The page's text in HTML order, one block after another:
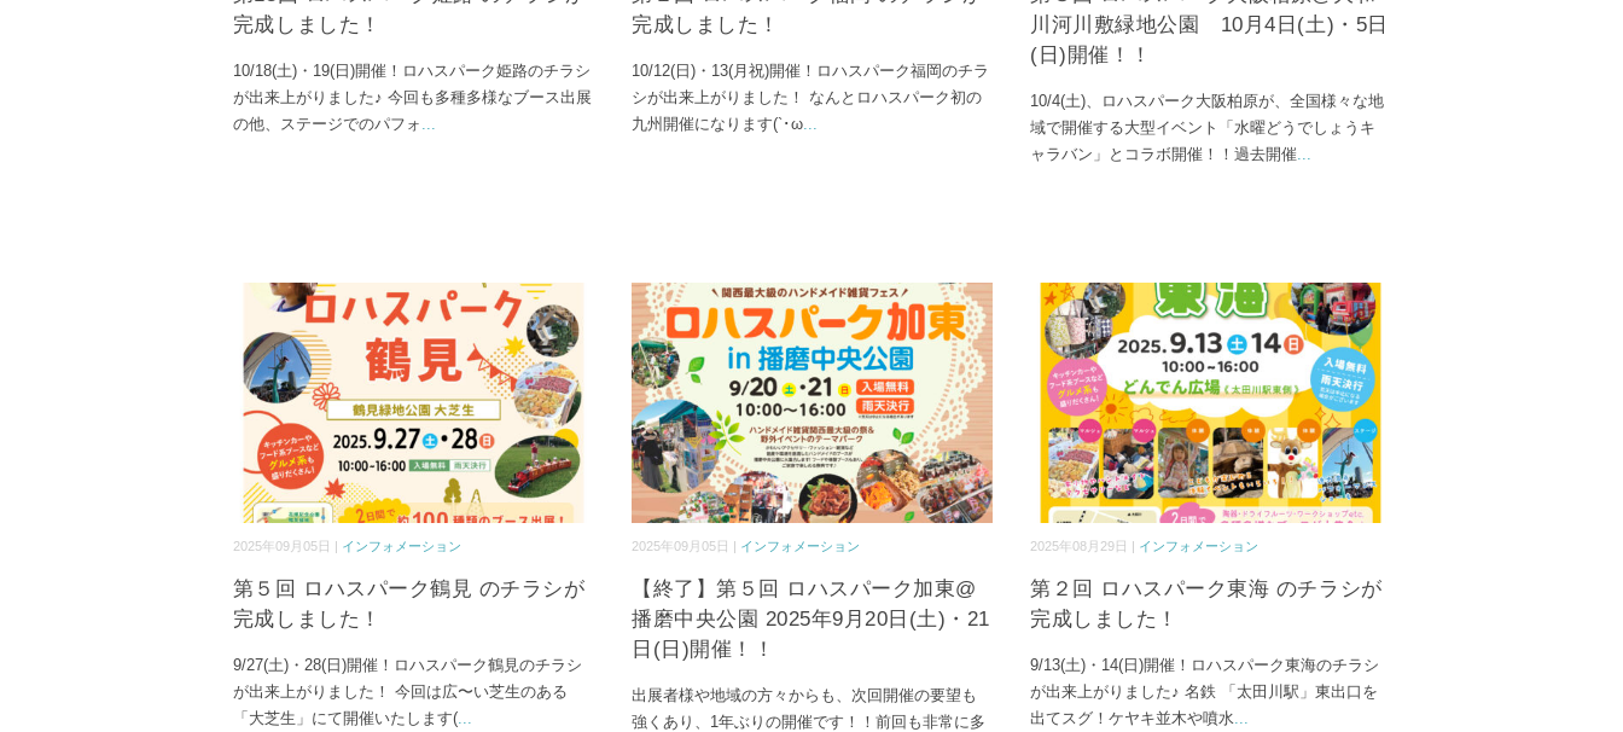
完成しました！
10/18(土)・19(日)開催！ロハスパーク姫路のチラシ
が出来上がりました♪ 今回も多種多様なブース出展
の他、ステージでのパフォ ...
完成しました！
10/12(日)・13(月祝)開催！ロハスパーク福岡のチラ
シが出来上がりました！ なんとロハスパーク初の
九州開催になります(`･ω...
川河川敷緑地公園 10月4日(土)・5日
(日)開催！！
10/4(土)、ロハスパーク大阪柏原が、全国様々な地
域で開催する大型イベント「水曜どうでしょうキ
ャラバン」とコラボ開催！！過去開催...
2025年09月05日 | インフォメーション
第５回 ロハスパーク鶴見 のチラシが
完成しました！
9/27(土)・28(日)開催！ロハスパーク鶴見のチラシ
が出来上がりました！ 今回は広〜い芝生のある
「大芝生」にて開催いたします(...
2025年09月05日 | インフォメーション
【終了】第５回 ロハスパーク加東@
播磨中央公園 2025年9月20日(土)・21
日(日)開催！！
出展者様や地域の方々からも、次回開催の要望も
強くあり、1年ぶりの開催です！！前回も非常に多
2025年08月29日 | インフォメーション
第２回 ロハスパーク東海 のチラシが
完成しました！
9/13(土)・14(日)開催！ロハスパーク東海のチラシ
が出来上がりました♪ 名鉄 「太田川駅」東出口を
出てスグ！ケヤキ並木や噴水...